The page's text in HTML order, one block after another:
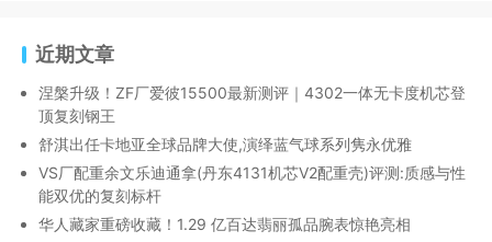
近期文章
涅槃升级！ZF厂爱彼15500最新测评｜4302一体无卡度机芯登
顶复刻钢王
舒淇出任卡地亚全球品牌大使,演绎蓝气球系列隽永优雅
VS厂配重余文乐迪通拿(丹东4131机芯V2配重壳)评测:质感与性
能双优的复刻标杆
华人藏家重磅收藏！1.29 亿百达翡丽孤品腕表惊艳亮相